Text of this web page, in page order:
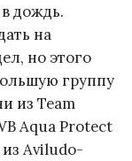
дождь.
на
но этого
группу
из Team
Aqua Protect
Aviludo-